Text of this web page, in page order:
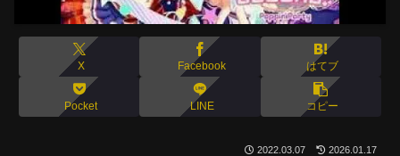
X Facebook はてブ
Pocket LINE コピー
2022.03.07 2026.01.17